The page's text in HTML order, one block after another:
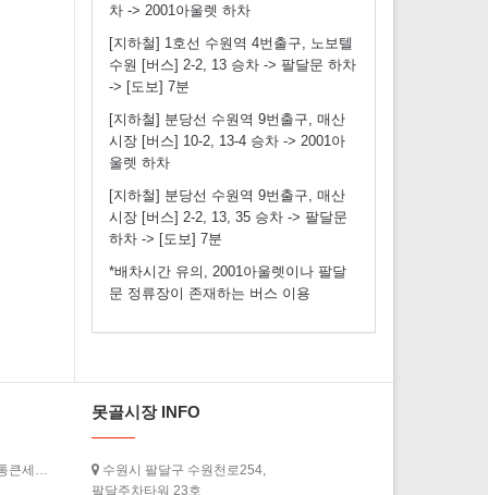
차 -> 2001아울렛 하차
[지하철] 1호선 수원역 4번출구, 노보텔
수원 [버스] 2-2, 13 승차 -> 팔달문 하차
-> [도보] 7분
[지하철] 분당선 수원역 9번출구, 매산
시장 [버스] 10-2, 13-4 승차 -> 2001아
울렛 하차
[지하철] 분당선 수원역 9번출구, 매산
시장 [버스] 2-2, 13, 35 승차 -> 팔달문
하차 -> [도보] 7분
*배차시간 유의, 2001아울렛이나 팔달
문 정류장이 존재하는 버스 이용
못골시장 INFO
수원시 팔달구 수원천로254,
팔달주차타워 23호